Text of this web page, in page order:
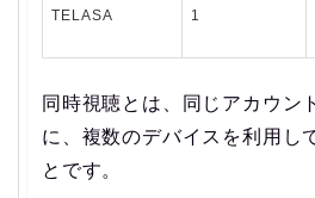
TELASA 1
同時視聴とは、
同じアカウン
に、複数のデバイスを利用し
とです。